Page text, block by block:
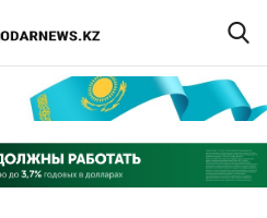
Регистрация